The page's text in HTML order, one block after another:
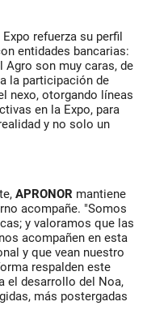
refuerza su perfil
entidades bancarias:
Agro son muy caras, de
la participación de
nexo, otorgando líneas
en la Expo, para
y no solo un
APRONOR mantiene
acompañe. "Somos
y valoramos que las
acompañen en esta
y que vean nuestro
respalden este
el desarrollo del Noa,
más postergadas